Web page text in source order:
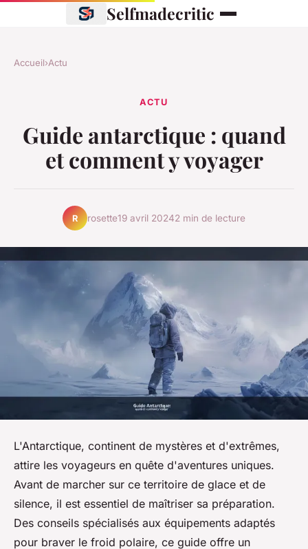
Selfmadecritic
Accueil›Actu
ACTU
Guide antarctique : quand
et comment y voyager
R rosette19 avril 20242 min de lecture
L'Antarctique, continent de mystères et d'extrêmes,
attire les voyageurs en quête d'aventures uniques.
Avant de marcher sur ce territoire de glace et de
silence, il est essentiel de maîtriser sa préparation.
Des conseils spécialisés aux équipements adaptés
pour braver le froid polaire, ce guide offre un